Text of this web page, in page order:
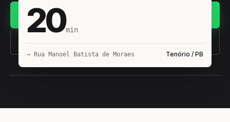
(11) 93407-8838
20min
→ Rua Manoel Batista de Moraes Tenório / PB